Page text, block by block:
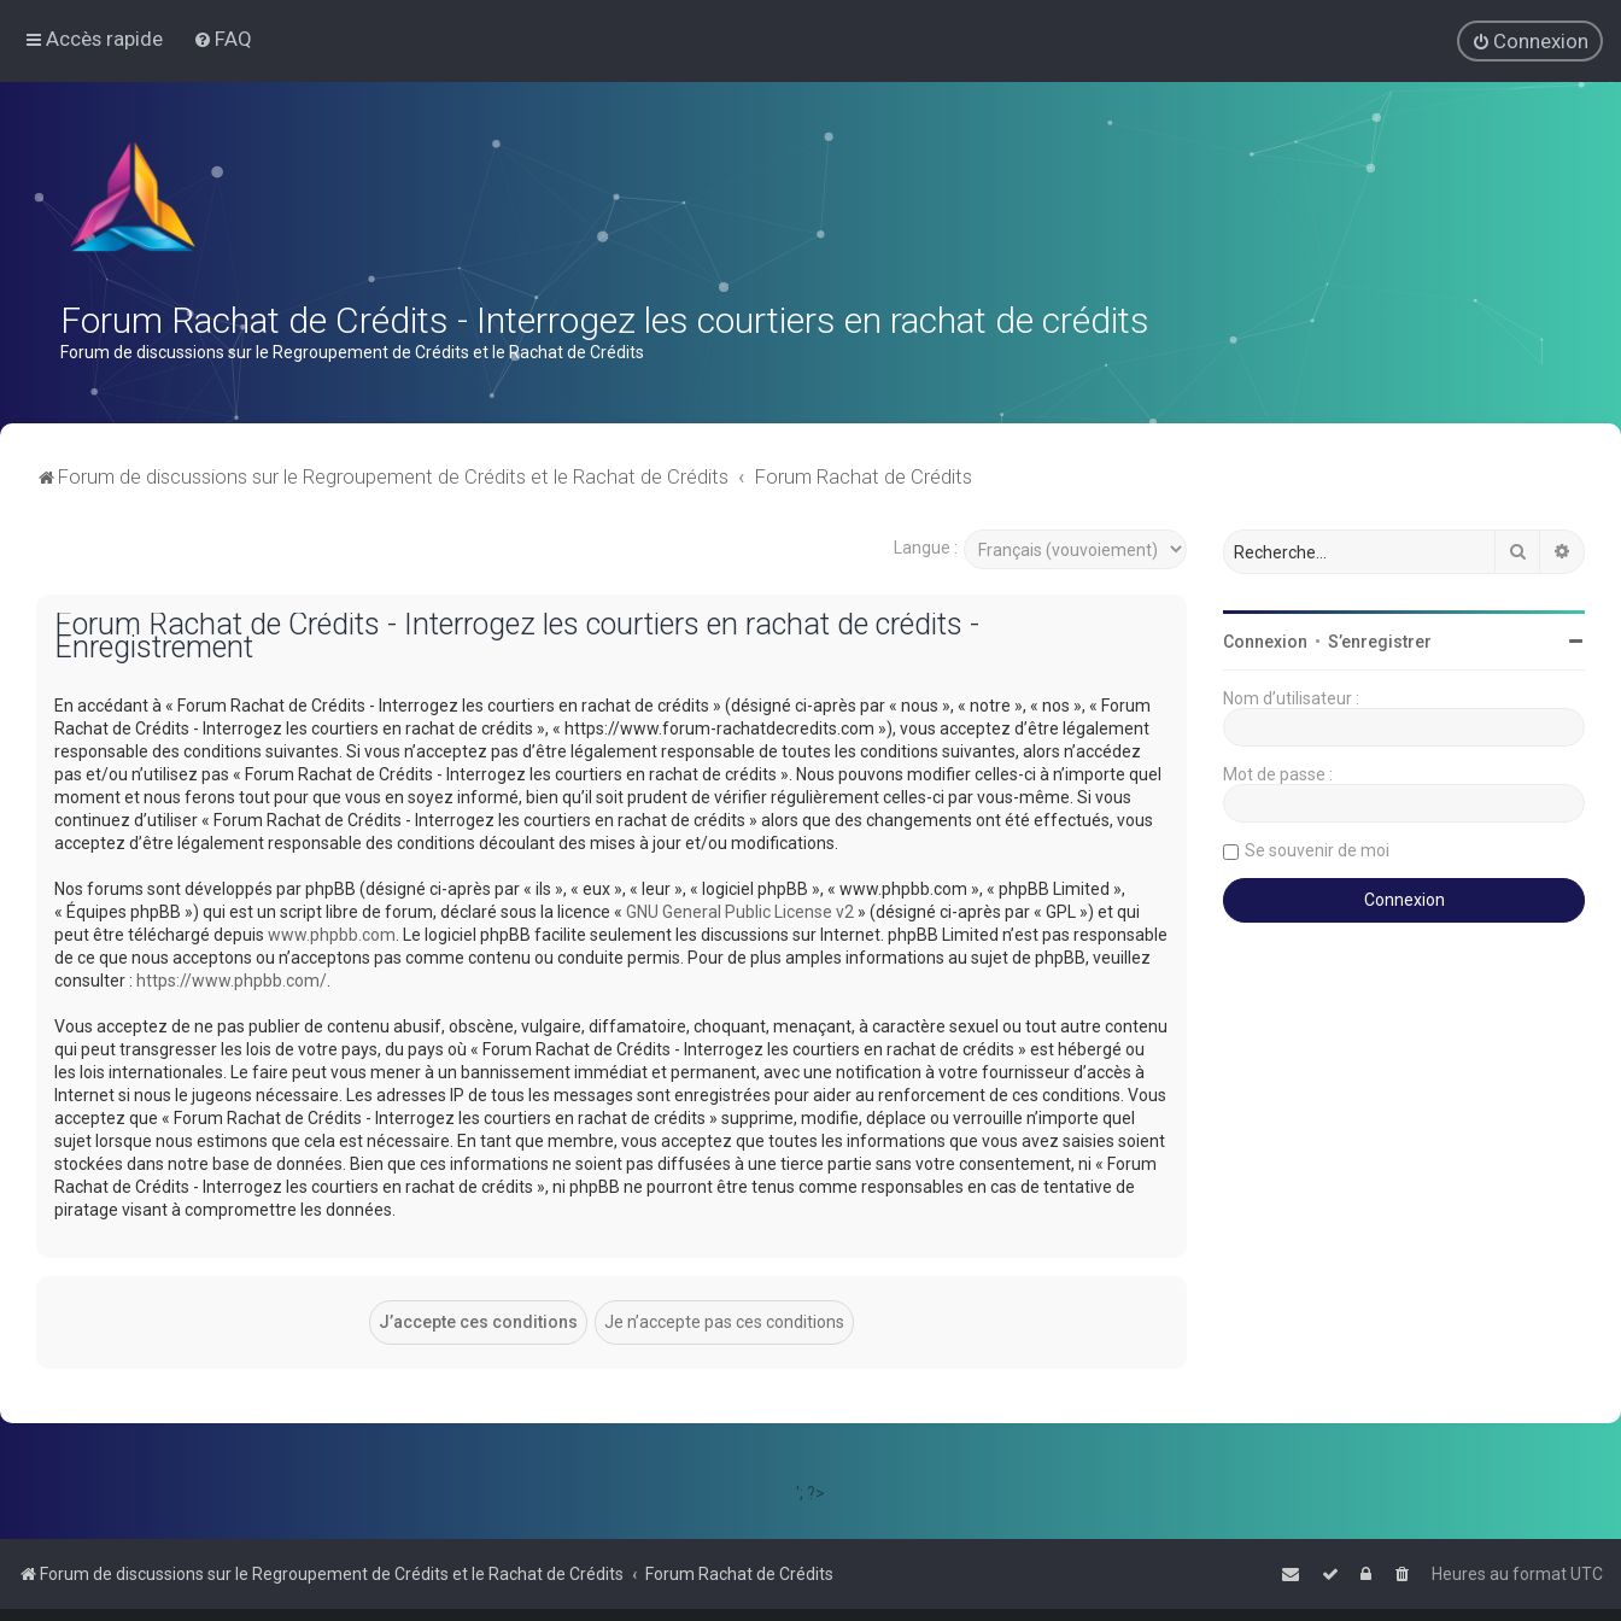
Accès rapide FAQ Connexion
Forum Rachat de Crédits - Interrogez les courtiers en rachat de crédits
Forum de discussions sur le Regroupement de Crédits et le Rachat de Crédits
Forum de discussions sur le Regroupement de Crédits et le Rachat de Crédits Forum Rachat de Crédits
Langue :
Forum Rachat de Crédits - Interrogez les courtiers en rachat de crédits -
Enregistrement
En accédant à « Forum Rachat de Crédits - Interrogez les courtiers en rachat de crédits » (désigné ci-après par « nous », « notre », « nos », « Forum
Rachat de Crédits - Interrogez les courtiers en rachat de crédits », « https://www.forum-rachatdecredits.com »), vous acceptez d’être légalement
responsable des conditions suivantes. Si vous n’acceptez pas d’être légalement responsable de toutes les conditions suivantes, alors n’accédez
pas et/ou n’utilisez pas « Forum Rachat de Crédits - Interrogez les courtiers en rachat de crédits ». Nous pouvons modifier celles-ci à n’importe quel
moment et nous ferons tout pour que vous en soyez informé, bien qu’il soit prudent de vérifier régulièrement celles-ci par vous-même. Si vous
continuez d’utiliser « Forum Rachat de Crédits - Interrogez les courtiers en rachat de crédits » alors que des changements ont été effectués, vous
acceptez d’être légalement responsable des conditions découlant des mises à jour et/ou modifications.
Nos forums sont développés par phpBB (désigné ci-après par « ils », « eux », « leur », « logiciel phpBB », « www.phpbb.com », « phpBB Limited »,
« Équipes phpBB ») qui est un script libre de forum, déclaré sous la licence « GNU General Public License v2 » (désigné ci-après par « GPL ») et qui
peut être téléchargé depuis www.phpbb.com . Le logiciel phpBB facilite seulement les discussions sur Internet. phpBB Limited n’est pas responsable
de ce que nous acceptons ou n’acceptons pas comme contenu ou conduite permis. Pour de plus amples informations au sujet de phpBB, veuillez
consulter : https://www.phpbb.com/
Vous acceptez de ne pas publier de contenu abusif, obscène, vulgaire, diffamatoire, choquant, menaçant, à caractère sexuel ou tout autre contenu
qui peut transgresser les lois de votre pays, du pays où « Forum Rachat de Crédits - Interrogez les courtiers en rachat de crédits » est hébergé ou
les lois internationales. Le faire peut vous mener à un bannissement immédiat et permanent, avec une notification à votre fournisseur d’accès à
Internet si nous le jugeons nécessaire. Les adresses IP de tous les messages sont enregistrées pour aider au renforcement de ces conditions. Vous
acceptez que « Forum Rachat de Crédits - Interrogez les courtiers en rachat de crédits » supprime, modifie, déplace ou verrouille n’importe quel
sujet lorsque nous estimons que cela est nécessaire. En tant que membre, vous acceptez que toutes les informations que vous avez saisies soient
stockées dans notre base de données. Bien que ces informations ne soient pas diffusées à une tierce partie sans votre consentement, ni « Forum
Rachat de Crédits - Interrogez les courtiers en rachat de crédits », ni phpBB ne pourront être tenus comme responsables en cas de tentative de
piratage visant à compromettre les données.
Rechercher
Connexion • S’enregistrer
Nom d’utilisateur :
Mot de passe :
Se souvenir de moi
'; ?>
Forum de discussions sur le Regroupement de Crédits et le Rachat de Crédits Forum Rachat de Crédits Heures au formatUTC